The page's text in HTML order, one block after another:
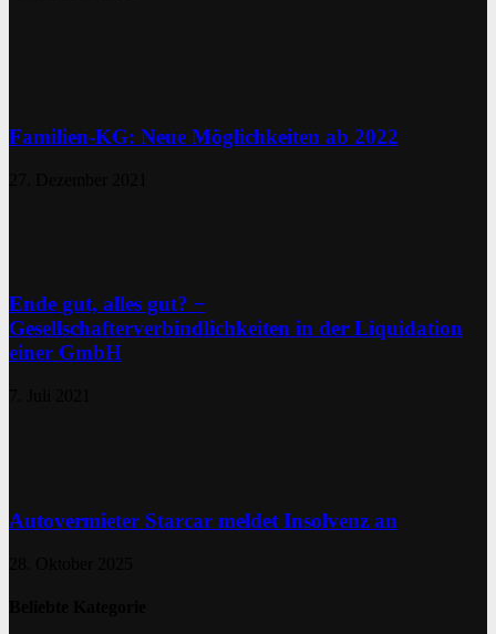
Familien-KG: Neue Möglichkeiten ab 2022
Ende gut, alles gut? −
Gesellschafterverbindlichkeiten in der Liquidation
einer GmbH
Autovermieter Starcar meldet Insolvenz an